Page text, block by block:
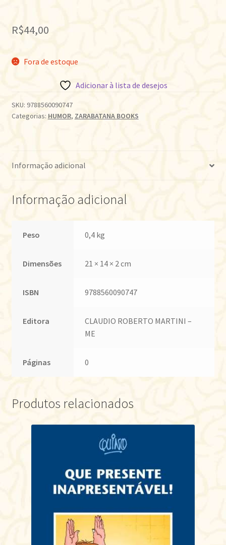
R$44,00
Fora de estoque
Adicionar à lista de desejos
SKU: 9788560090747
Categorias: HUMOR, ZARABATANA BOOKS
Informação adicional
Informação adicional
Peso 0,4 kg
Dimensões 21 × 14 × 2 cm
ISBN 9788560090747
Editora
CLAUDIO ROBERTO MARTINI –
ME
Páginas 0
Produtos relacionados